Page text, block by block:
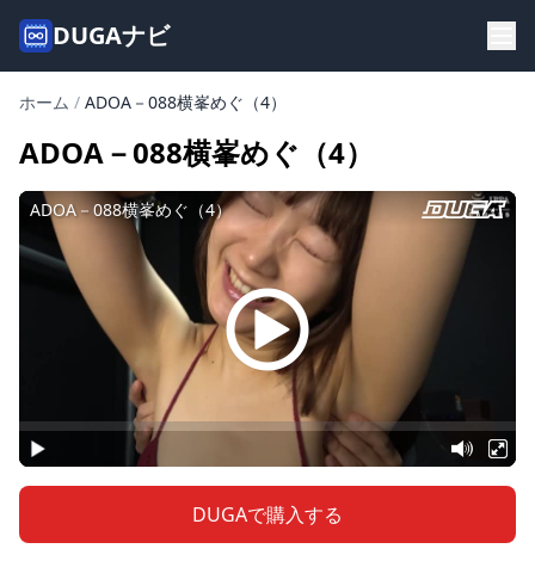
DUGAナビ
ホーム / ADOA－088横峯めぐ（4）
ADOA－088横峯めぐ（4）
DUGAで購入する